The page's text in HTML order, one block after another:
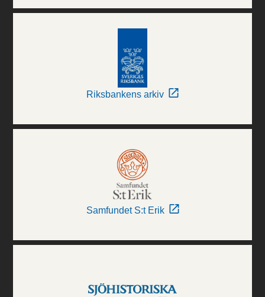
Riksbankens arkiv
Samfundet S:t Erik